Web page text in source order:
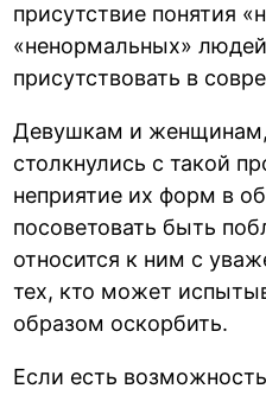
присутствие понятия
«ненормальных»
присутствовать в
Девушкам и
столкнулись с такой
неприятие их форм в
посоветовать быть
относится к ним с
тех, кто может
образом оскорбить.
Если есть